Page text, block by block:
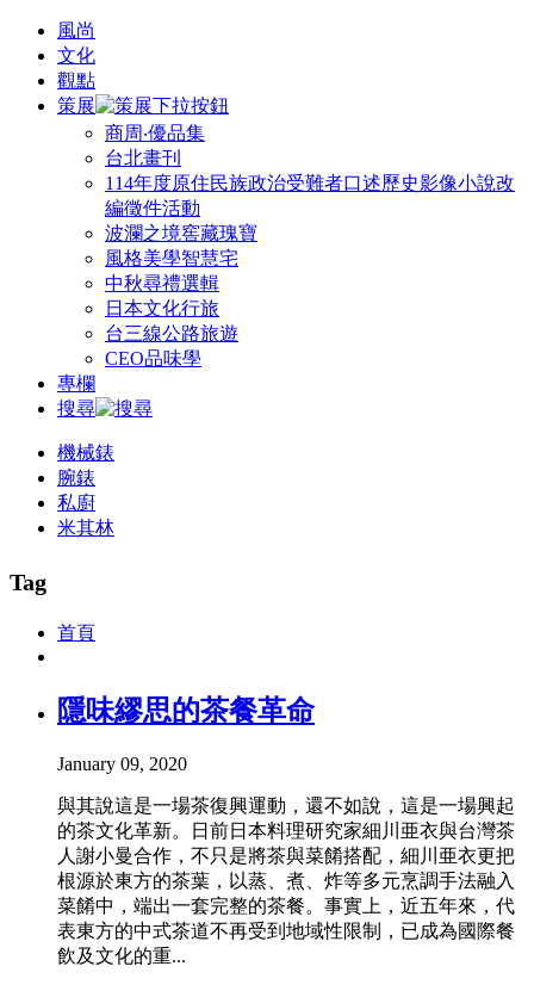
風尚
文化
觀點
策展
商周‧優品集
台北畫刊
114年度原住民族政治受難者口述歷史影像小說改
編徵件活動
波瀾之境窖藏瑰寶
風格美學智慧宅
中秋尋禮選輯
日本文化行旅
台三線公路旅遊
CEO品味學
專欄
搜尋
機械錶
腕錶
私廚
米其林
Tag
首頁
隱味繆思的茶餐革命
January 09, 2020
與其說這是一場茶復興運動，還不如說，這是一場興起
的茶文化革新。日前日本料理研究家細川亜衣與台灣茶
人謝小曼合作，不只是將茶與菜餚搭配，細川亜衣更把
根源於東方的茶葉，以蒸、煮、炸等多元烹調手法融入
菜餚中，端出一套完整的茶餐。事實上，近五年來，代
表東方的中式茶道不再受到地域性限制，已成為國際餐
飲及文化的重...